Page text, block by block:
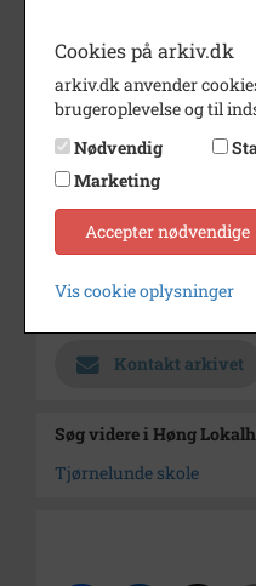
Dateringsnote
Fotograf
Se på kort
Enhed
Kontakt arkivet
Søg videre i Høng
Tjørnelunde skole
Cookies på arkiv.dk
arkiv.dk anvender
brugeroplevelse og til
Nødvendig
Marketing
Accepter nødvendige
Vis cookie oplysninger